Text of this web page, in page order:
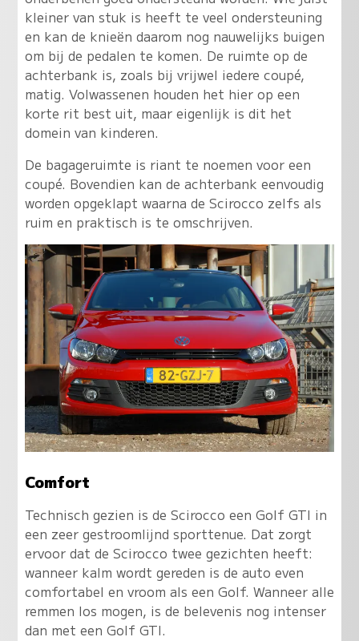
kleiner van stuk is heeft te veel ondersteuning
en kan de knieën daarom nog nauwelijks buigen
om bij de pedalen te komen. De ruimte op de
achterbank is, zoals bij vrijwel iedere coupé,
matig. Volwassenen houden het hier op een
korte rit best uit, maar eigenlijk is dit het
domein van kinderen.
De bagageruimte is riant te noemen voor een
coupé. Bovendien kan de achterbank eenvoudig
worden opgeklapt waarna de Scirocco zelfs als
ruim en praktisch is te omschrijven.
Comfort
Technisch gezien is de Scirocco een Golf GTI in
een zeer gestroomlijnd sporttenue. Dat zorgt
ervoor dat de Scirocco twee gezichten heeft:
wanneer kalm wordt gereden is de auto even
comfortabel en vroom als een Golf. Wanneer alle
remmen los mogen, is de belevenis nog intenser
dan met een Golf GTI.